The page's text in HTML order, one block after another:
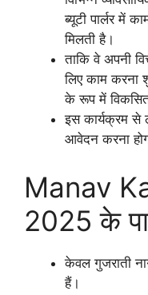
ब्यूटी पार्लर में
मिलती है।
ताकि वे अपनी
लिए काम
के रूप में
इस कार्यक्रम से
आवेदन करना
Manav
2025 के
केवल गुजराती
हैं।